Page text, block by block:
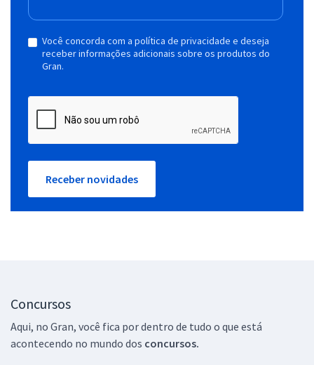
Você concorda com a política de privacidade e deseja
receber informações adicionais sobre os produtos do
Gran.
Receber novidades
Concursos
Aqui, no Gran, você fica por dentro de tudo o que está
acontecendo no mundo dos concursos.